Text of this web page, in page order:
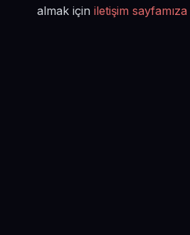
almak için iletişim sayfamıza